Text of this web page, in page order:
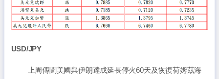
USD/JPY
上周傳聞美國與伊朗達成延長停火60天及恢復荷姆茲海